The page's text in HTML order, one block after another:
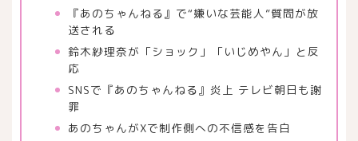
『あのちゃんねる』で“嫌いな芸能人”質問が放
送される
鈴木紗理奈が「ショック」「いじめやん」と反
応
SNSで『あのちゃんねる』炎上 テレビ朝日も謝
罪
あのちゃんがXで制作側への不信感を告白